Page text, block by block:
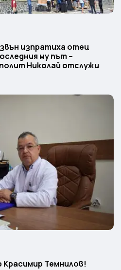
изпратиха отец
му път –
Николай отслужи
Темнилов!